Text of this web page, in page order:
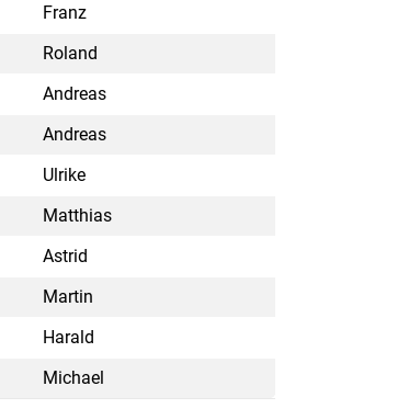
Franz
Roland
Andreas
Andreas
Ulrike
Matthias
Astrid
Martin
Harald
Michael